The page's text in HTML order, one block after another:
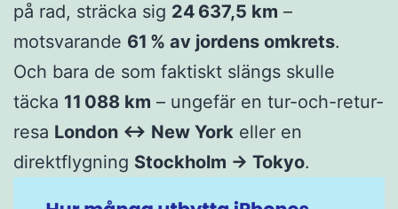
på rad, sträcka sig 24 637,5 km –
motsvarande 61 % av jordens omkrets.
Och bara de som faktiskt slängs skulle
täcka 11 088 km – ungefär en tur-och-retur-
resa London ↔ New York eller en
direktflygning Stockholm → Tokyo.